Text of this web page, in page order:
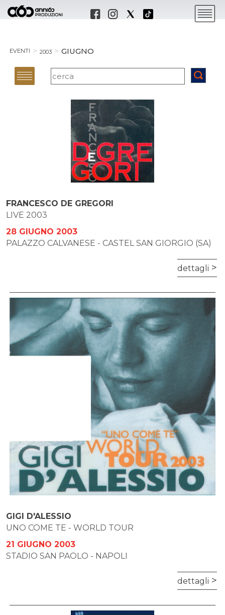
EVENTI 2003 GIUGNO
FRANCESCO DE GREGORI
LIVE 2003
28 GIUGNO 2003
PALAZZO CALVANESE - CASTEL SAN GIORGIO (SA)
dettagli
GIGI D'ALESSIO
UNO COME TE - WORLD TOUR
21 GIUGNO 2003
STADIO SAN PAOLO - NAPOLI
dettagli